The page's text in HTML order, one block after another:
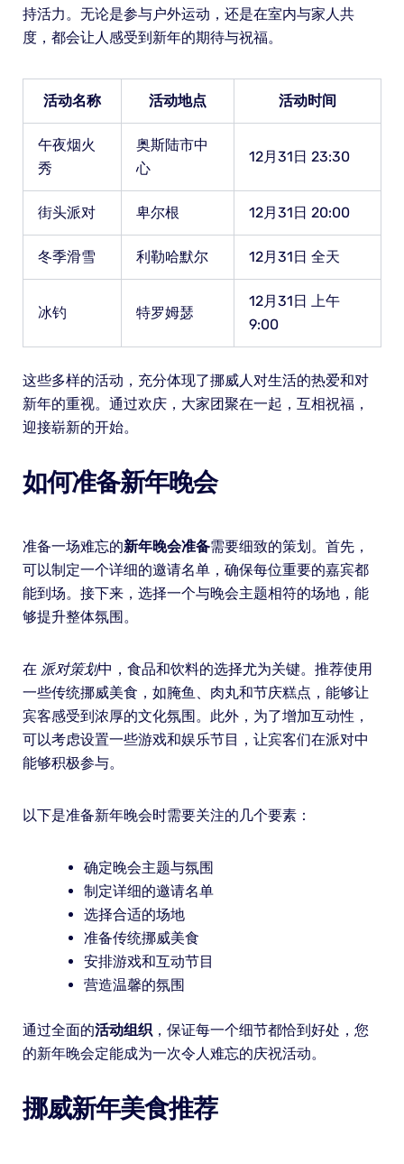
持活力。无论是参与户外运动，还是在室内与家人共
度，都会让人感受到新年的期待与祝福。
活动名称 活动地点 活动时间
午夜烟火
秀
奥斯陆市中
心
12月31日 23:30
街头派对 卑尔根 12月31日 20:00
冬季滑雪 利勒哈默尔 12月31日 全天
冰钓 特罗姆瑟
12月31日 上午
9:00
这些多样的活动，充分体现了挪威人对生活的热爱和对
新年的重视。通过欢庆，大家团聚在一起，互相祝福，
迎接崭新的开始。
如何准备新年晚会
准备一场难忘的新年晚会准备需要细致的策划。首先，
可以制定一个详细的邀请名单，确保每位重要的嘉宾都
能到场。接下来，选择一个与晚会主题相符的场地，能
够提升整体氛围。
在 派对策划中，食品和饮料的选择尤为关键。推荐使用
一些传统挪威美食，如腌鱼、肉丸和节庆糕点，能够让
宾客感受到浓厚的文化氛围。此外，为了增加互动性，
可以考虑设置一些游戏和娱乐节目，让宾客们在派对中
能够积极参与。
以下是准备新年晚会时需要关注的几个要素：
确定晚会主题与氛围
制定详细的邀请名单
选择合适的场地
准备传统挪威美食
安排游戏和互动节目
营造温馨的氛围
通过全面的活动组织，保证每一个细节都恰到好处，您
的新年晚会定能成为一次令人难忘的庆祝活动。
挪威新年美食推荐